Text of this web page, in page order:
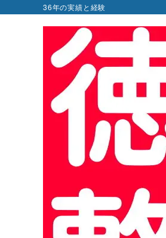
36年の実績と経験